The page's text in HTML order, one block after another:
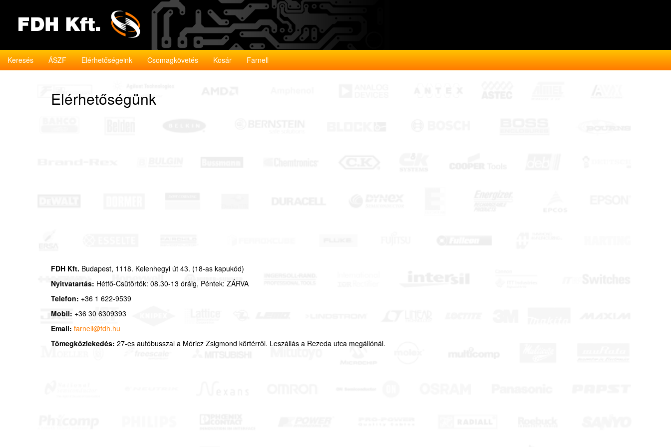
Keresés ÁSZF Elérhetőségeink Csomagkövetés Kosár Farnell
Elérhetőségünk
FDH Kft. Budapest, 1118. Kelenhegyi út 43. (18-as kapukód)
Nyitvatartás: Hétfő-Csütörtök: 08.30-13 óráig, Péntek: ZÁRVA
Telefon: +36 1 622-9539
Mobil: +36 30 6309393
Email: farnell@fdh.hu
Tömegközlekedés: 27-es autóbusszal a Móricz Zsigmond körtérről. Leszállás a Rezeda utca megállónál.